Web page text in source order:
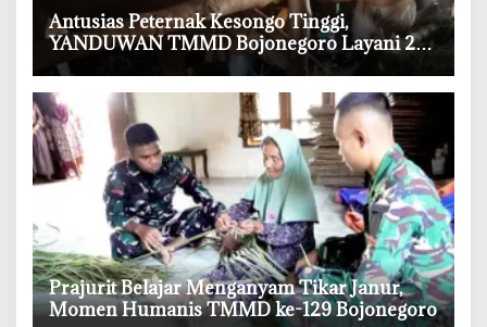
‎Antusias Peternak Kesongo Tinggi,
YANDUWAN TMMD Bojonegoro Layani 278
Ternak
‎Prajurit Belajar Menganyam Tikar Janur,
Momen Humanis TMMD ke-129 Bojonegoro